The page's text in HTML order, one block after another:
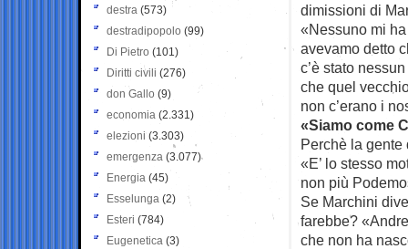
dimissioni di
«Nessuno mi
avevamo detto
c’è stato
che quel
non c’erano i
«Siamo come
Perchè la gente
«E’ lo stesso
non più
Se Marchini
farebbe?
che non ha
destra (573)
destradipopolo (99)
Di Pietro (101)
Diritti civili (276)
don Gallo (9)
economia (2.331)
elezioni (3.303)
emergenza (3.077)
Energia (45)
Esselunga (2)
Esteri (784)
Eugenetica (3)